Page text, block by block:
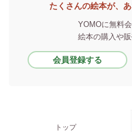
たくさんの絵本が、
YOMOに無料
絵本の購入や販
会員登録する
トップ